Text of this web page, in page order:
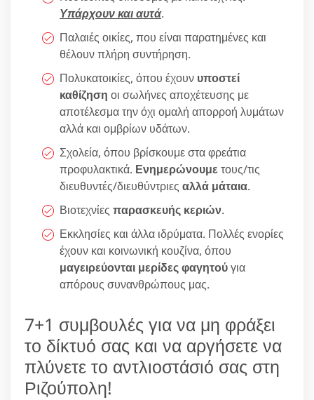
Υπάρχουν και αυτά.
Παλαιές οικίες, που είναι παρατημένες και
θέλουν πλήρη συντήρηση.
Πολυκατοικίες, όπου έχουν υποστεί
καθίζηση οι σωλήνες αποχέτευσης με
αποτέλεσμα την όχι ομαλή απορροή λυμάτων
αλλά και ομβρίων υδάτων.
Σχολεία, όπου βρίσκουμε στα φρεάτια
προφυλακτικά. Ενημερώνουμε τους/τις
διευθυντές/διευθύντριες αλλά μάταια.
Βιοτεχνίες παρασκευής κεριών.
Εκκλησίες και άλλα ιδρύματα. Πολλές ενορίες
έχουν και κοινωνική κουζίνα, όπου
μαγειρεύονται μερίδες φαγητούγια
απόρους συνανθρώπους μας.
7+1 συμβουλές για να μη φράξει
το δίκτυό σας και να αργήσετε να
πλύνετε το αντλιοστάσιό σας στη
Ριζούπολη!